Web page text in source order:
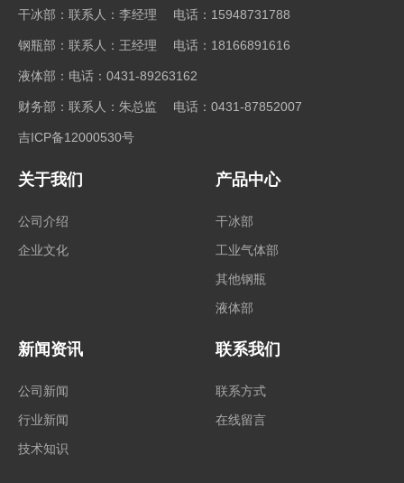
干冰部：联系人：李经理 电话：15948731788
钢瓶部：联系人：王经理 电话：18166891616
液体部：电话：0431-89263162
财务部：联系人：朱总监 电话：0431-87852007
吉ICP备12000530号
关于我们
公司介绍
企业文化
产品中心
干冰部
工业气体部
其他钢瓶
液体部
新闻资讯
公司新闻
行业新闻
技术知识
联系我们
联系方式
在线留言